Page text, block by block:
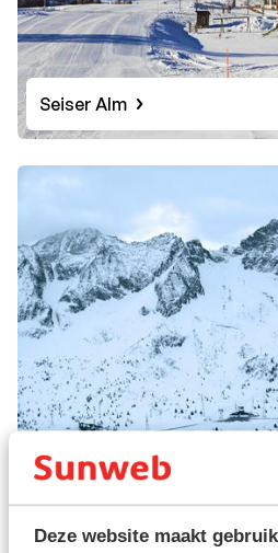
Deze website maakt
Seiser Alm
Arabba Marmolada